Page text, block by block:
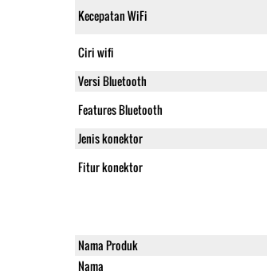
Kecepatan WiFi
Ciri wifi
Versi Bluetooth
Features Bluetooth
Jenis konektor
Fitur konektor
Nama Produk
Nama